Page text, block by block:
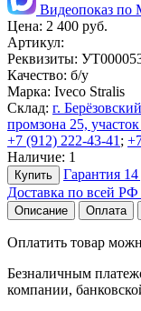
Видеопоказ по
Цена: 2 400 руб.
Артикул:
Реквизиты:
Качество: б/у
Марка: Iveco Stralis
Склад: г.
промзона 25,
+7 (912) 222-43-41 ;
Наличие: 1
Купить
Гарантия
Доставка по всей
Описание Оплата
Оплатить товар
Безналичным
компании,